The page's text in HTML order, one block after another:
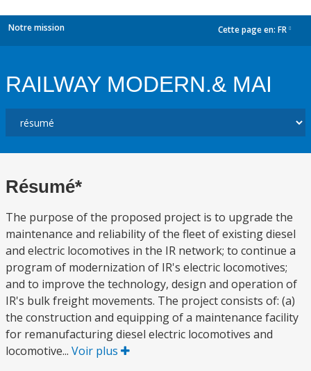
Notre mission Cette page en: FR
RAILWAY MODERN.& MAI
Résumé*
The purpose of the proposed project is to upgrade the
maintenance and reliability of the fleet of existing diesel
and electric locomotives in the IR network; to continue a
program of modernization of IR's electric locomotives;
and to improve the technology, design and operation of
IR's bulk freight movements. The project consists of: (a)
the construction and equipping of a maintenance facility
for remanufacturing diesel electric locomotives and
locomotive... Voir plus